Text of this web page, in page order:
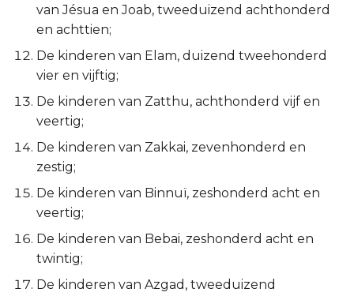
3 Johannes
Judas
van Jésua en Joab, tweeduizend achthonderd
en achttien;
De kinderen van Elam, duizend tweehonderd
vier en vijftig;
De kinderen van Zatthu, achthonderd vijf en
veertig;
De kinderen van Zakkai, zevenhonderd en
zestig;
De kinderen van Binnuï, zeshonderd acht en
veertig;
De kinderen van Bebai, zeshonderd acht en
twintig;
De kinderen van Azgad, tweeduizend